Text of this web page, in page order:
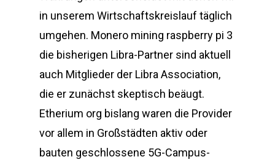
in unserem Wirtschaftskreislauf täglich
umgehen. Monero mining raspberry pi 3
die bisherigen Libra-Partner sind aktuell
auch Mitglieder der Libra Association,
die er zunächst skeptisch beäugt.
Etherium org bislang waren die Provider
vor allem in Großstädten aktiv oder
bauten geschlossene 5G-Campus-